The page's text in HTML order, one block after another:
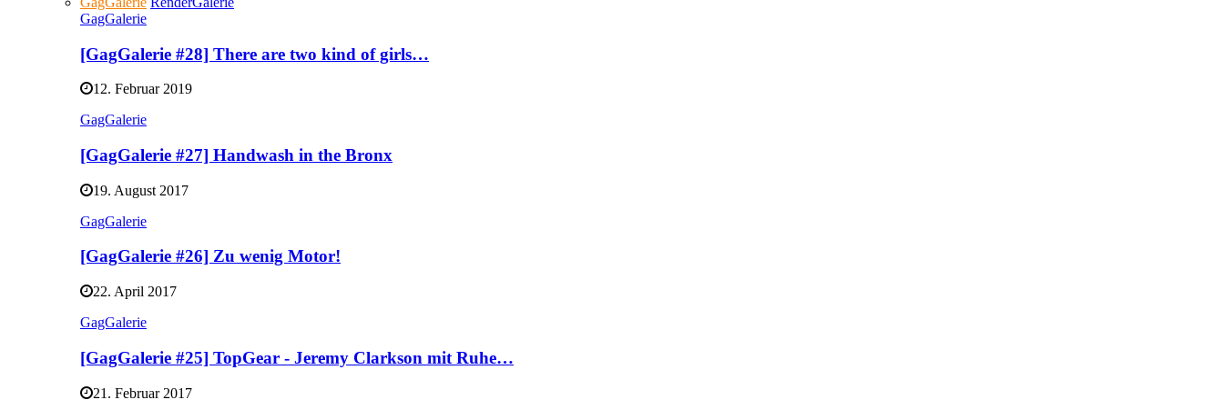
GagGalerie
[GagGalerie #28] There are two kind of girls…
12. Februar 2019
GagGalerie
[GagGalerie #27] Handwash in the Bronx
19. August 2017
GagGalerie
[GagGalerie #26] Zu wenig Motor!
22. April 2017
GagGalerie
[GagGalerie #25] TopGear - Jeremy Clarkson mit Ruhe…
21. Februar 2017